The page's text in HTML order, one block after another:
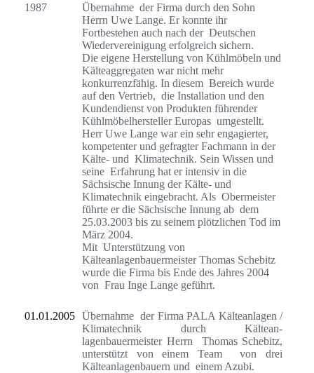
1987
Übernahme der Firma durch den Sohn
Herrn Uwe Lange. Er konnte ihr
Fortbestehen auch nach der Deutschen
Wiedervereinigung erfolgreich sichern.
Die eigene Herstellung von Kühlmöbeln und
Kälteaggregaten war nicht mehr
konkurrenzfähig. In diesem Bereich wurde
auf den Vertrieb, die Installation und den
Kundendienst von Produkten führender
Kühlmöbelhersteller Europas umgestellt.
Herr Uwe Lange war ein sehr engagierter,
kompetenter und gefragter Fachmann in der
Kälte- und Klimatechnik. Sein Wissen und
seine Erfahrung hat er intensiv in die
Sächsische Innung der Kälte- und
Klimatechnik eingebracht. Als Obermeister
führte er die Sächsische Innung ab dem
25.03.2003 bis zu seinem plötzlichen Tod im
März 2004.
Mit Unterstützung von
Kälteanlagenbauermeister Thomas Schebitz
wurde die Firma bis Ende des Jahres 2004
von Frau Inge Lange geführt.
01.01.2005 Übernahme der Firma PALA Kälteanlagen /
Klimatechnik durch Kältean-
lagenbauermeister Herrn Thomas Schebitz,
unterstützt von einem Team von drei
Kälteanlagenbauern und einem Azubi.